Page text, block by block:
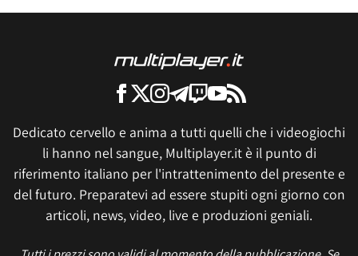
Dedicato cervello e anima a tutti quelli che i videogiochi
li hanno nel sangue, Multiplayer.it è il punto di
riferimento italiano per l'intrattenimento del presente e
del futuro. Preparatevi ad essere stupiti ogni giorno con
articoli, news, video, live e produzioni geniali.